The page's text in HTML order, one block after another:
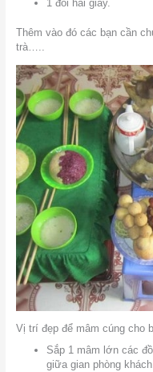
1 đôi hài giấy.
Thêm vào đó các bạn cần
trà…..
Vị trí đẹp để mâm cúng cho
Sắp 1 mâm lớn các
giữa gian phòng